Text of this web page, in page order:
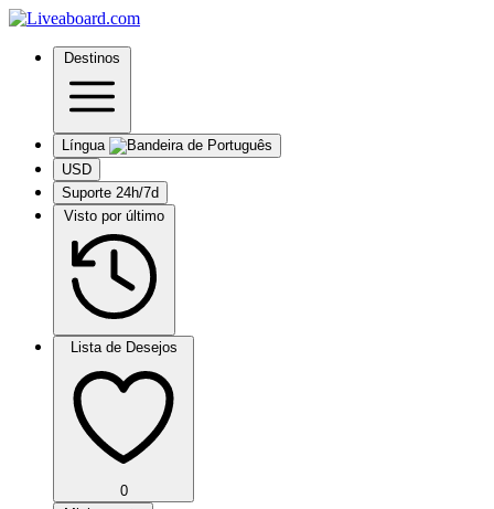
Destinos
Língua
USD
Suporte 24h/7d
Visto por último
Lista de Desejos
0